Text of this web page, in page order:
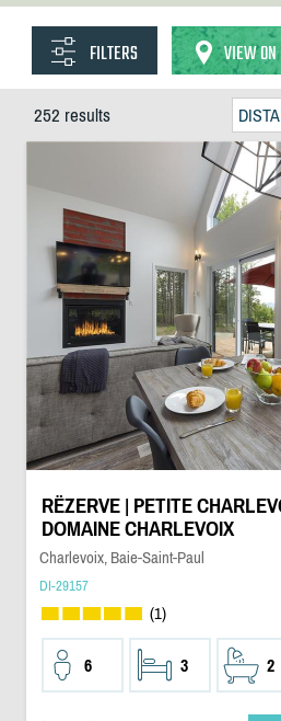
FILTERS VIEW
252 results
RËZERVE | PETITE
DOMAINE CHARLEVOIX
Charlevoix, Baie-Saint-Paul
DI-29157
(1)
6 3 2